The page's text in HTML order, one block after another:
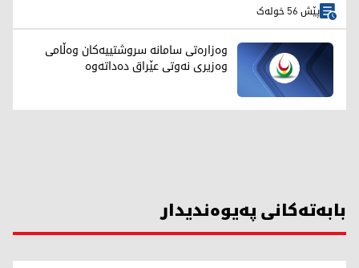
پێش 56 خولەک
وەزارەتی سامانە سروشتییەکان وەڵامی
وەزیری نەوتی عێراق دەداتەوە
بابەتەکانی پەیوەندیدار